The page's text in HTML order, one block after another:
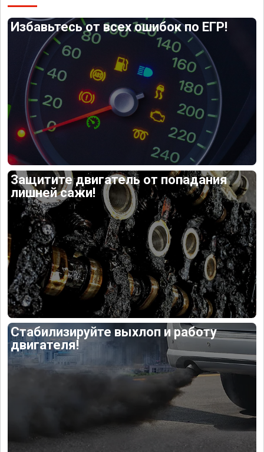
Избавьтесь от всех ошибок по ЕГР!
Защитите двигатель от попадания
лишней сажи!
Стабилизируйте выхлоп и работу
двигателя!